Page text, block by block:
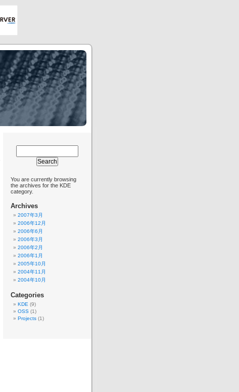
You are currently browsing
the archives for the KDE
category.
Archives
2007年3月
2006年12月
2006年6月
2006年3月
2006年2月
2006年1月
2005年10月
2004年11月
2004年10月
Categories
KDE (9)
OSS (1)
Projects (1)